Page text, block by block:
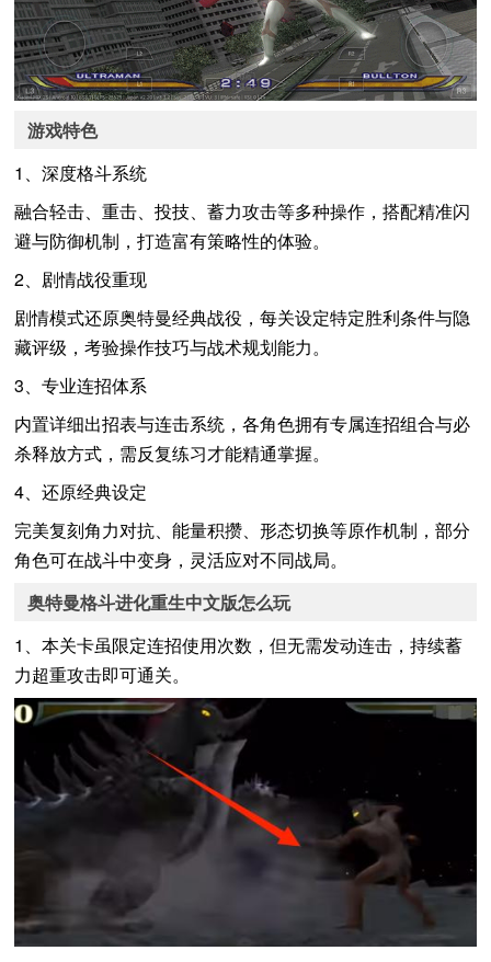
游戏特色
1、深度格斗系统
融合轻击、重击、投技、蓄力攻击等多种操作，搭配精准闪
避与防御机制，打造富有策略性的体验。
2、剧情战役重现
剧情模式还原奥特曼经典战役，每关设定特定胜利条件与隐
藏评级，考验操作技巧与战术规划能力。
3、专业连招体系
内置详细出招表与连击系统，各角色拥有专属连招组合与必
杀释放方式，需反复练习才能精通掌握。
4、还原经典设定
完美复刻角力对抗、能量积攒、形态切换等原作机制，部分
角色可在战斗中变身，灵活应对不同战局。
奥特曼格斗进化重生中文版怎么玩
1、本关卡虽限定连招使用次数，但无需发动连击，持续蓄
力超重攻击即可通关。